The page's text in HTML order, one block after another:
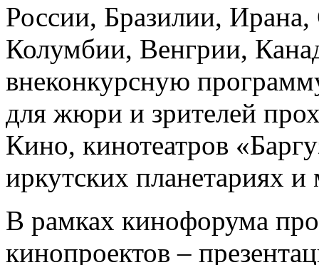
России, Бразилии,
Колумбии, Венгрии,
внеконкурсную
для жюри и зрителей
Кино, кинотеатров
иркутских планетариях и
В рамках кинофорума
кинопроектов –